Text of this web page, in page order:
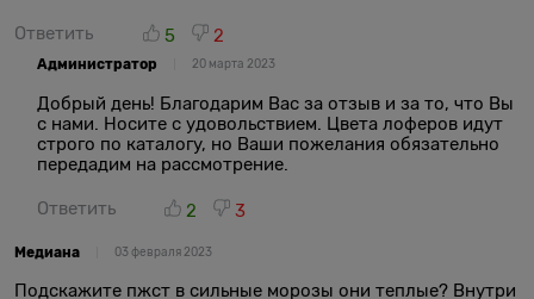
Ответить 5 2
Администратор 20 марта 2023
Добрый день! Благодарим Вас за отзыв и за то, что Вы
с нами. Носите с удовольствием. Цвета лоферов идут
строго по каталогу, но Ваши пожелания обязательно
передадим на рассмотрение.
Ответить 2 3
Медиана 03 февраля 2023
Подскажите пжст в сильные морозы они теплые? Внутри